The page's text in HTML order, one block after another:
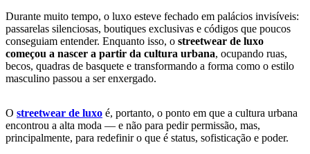
Durante muito tempo, o luxo esteve fechado em palácios invisíveis:
passarelas silenciosas, boutiques exclusivas e códigos que poucos
conseguiam entender. Enquanto isso, o streetwear de luxo
começou a nascer a partir da cultura urbana, ocupando ruas,
becos, quadras de basquete e transformando a forma como o estilo
masculino passou a ser enxergado.
O streetwear de luxo é, portanto, o ponto em que a cultura urbana
encontrou a alta moda — e não para pedir permissão, mas,
principalmente, para redefinir o que é status, sofisticação e poder.